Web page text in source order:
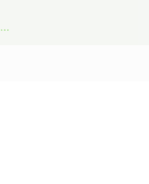
Máy Pha Cafe Gemilai CRM 3601